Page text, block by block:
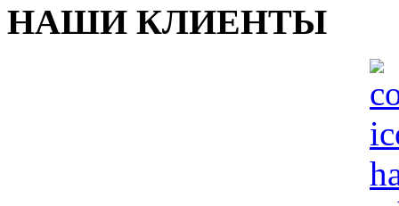
НАШИ КЛИЕНТЫ